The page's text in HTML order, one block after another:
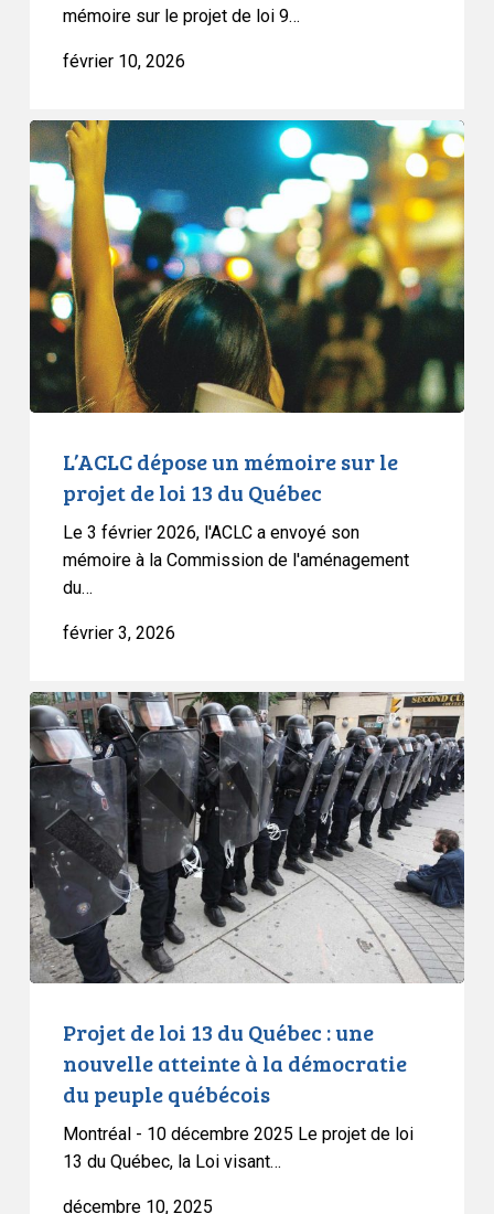
mémoire sur le projet de loi 9…
février 10, 2026
L’ACLC
dépose
un
mémoire
sur
projet
loi
13
du
L’ACLC dépose un mémoire sur le
projet de loi 13 du Québec
Le 3 février 2026, l'ACLC a envoyé son
mémoire à la Commission de l'aménagement
du…
février 3, 2026
Projet
de
loi
13
Québec
:
une
nouvelle
atteinte
démocratie
peuple
québécois
Projet de loi 13 du Québec : une
nouvelle atteinte à la démocratie
du peuple québécois
Montréal - 10 décembre 2025 Le projet de loi
13 du Québec, la Loi visant…
décembre 10, 2025